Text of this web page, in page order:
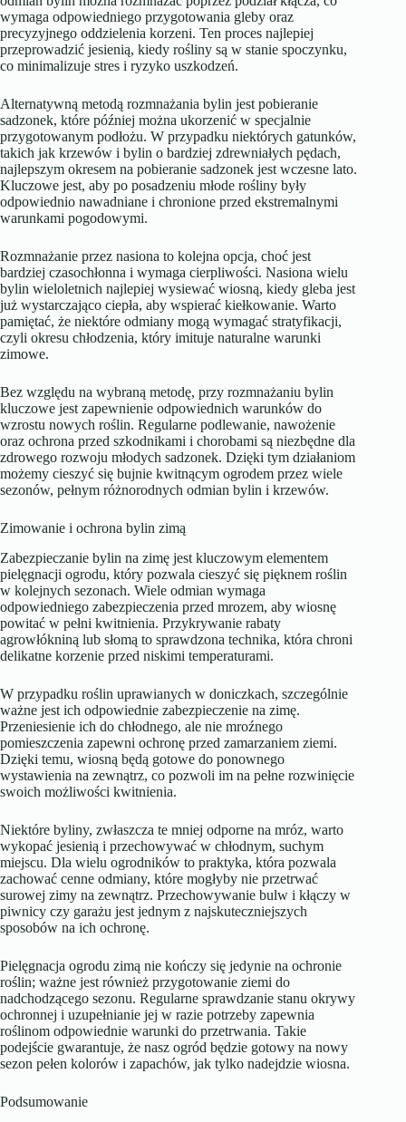
wymaga odpowiedniego przygotowania gleby oraz
precyzyjnego oddzielenia korzeni. Ten proces najlepiej
przeprowadzić jesienią, kiedy rośliny są w stanie spoczynku,
co minimalizuje stres i ryzyko uszkodzeń.
Alternatywną metodą rozmnażania bylin jest pobieranie
sadzonek, które później można ukorzenić w specjalnie
przygotowanym podłożu. W przypadku niektórych gatunków,
takich jak krzewów i bylin o bardziej zdrewniałych pędach,
najlepszym okresem na pobieranie sadzonek jest wczesne lato.
Kluczowe jest, aby po posadzeniu młode rośliny były
odpowiednio nawadniane i chronione przed ekstremalnymi
warunkami pogodowymi.
Rozmnażanie przez nasiona to kolejna opcja, choć jest
bardziej czasochłonna i wymaga cierpliwości. Nasiona wielu
bylin wieloletnich najlepiej wysiewać wiosną, kiedy gleba jest
już wystarczająco ciepła, aby wspierać kiełkowanie. Warto
pamiętać, że niektóre odmiany mogą wymagać stratyfikacji,
czyli okresu chłodzenia, który imituje naturalne warunki
zimowe.
Bez względu na wybraną metodę, przy rozmnażaniu bylin
kluczowe jest zapewnienie odpowiednich warunków do
wzrostu nowych roślin. Regularne podlewanie, nawożenie
oraz ochrona przed szkodnikami i chorobami są niezbędne dla
zdrowego rozwoju młodych sadzonek. Dzięki tym działaniom
możemy cieszyć się bujnie kwitnącym ogrodem przez wiele
sezonów, pełnym różnorodnych odmian bylin i krzewów.
Zimowanie i ochrona bylin zimą
Zabezpieczanie bylin na zimę jest kluczowym elementem
pielęgnacji ogrodu, który pozwala cieszyć się pięknem roślin
w kolejnych sezonach. Wiele odmian wymaga
odpowiedniego zabezpieczenia przed mrozem, aby wiosnę
powitać w pełni kwitnienia. Przykrywanie rabaty
agrowłókniną lub słomą to sprawdzona technika, która chroni
delikatne korzenie przed niskimi temperaturami.
W przypadku roślin uprawianych w doniczkach, szczególnie
ważne jest ich odpowiednie zabezpieczenie na zimę.
Przeniesienie ich do chłodnego, ale nie mroźnego
pomieszczenia zapewni ochronę przed zamarzaniem ziemi.
Dzięki temu, wiosną będą gotowe do ponownego
wystawienia na zewnątrz, co pozwoli im na pełne rozwinięcie
swoich możliwości kwitnienia.
Niektóre byliny, zwłaszcza te mniej odporne na mróz, warto
wykopać jesienią i przechowywać w chłodnym, suchym
miejscu. Dla wielu ogrodników to praktyka, która pozwala
zachować cenne odmiany, które mogłyby nie przetrwać
surowej zimy na zewnątrz. Przechowywanie bulw i kłączy w
piwnicy czy garażu jest jednym z najskuteczniejszych
sposobów na ich ochronę.
Pielęgnacja ogrodu zimą nie kończy się jedynie na ochronie
roślin; ważne jest również przygotowanie ziemi do
nadchodzącego sezonu. Regularne sprawdzanie stanu okrywy
ochronnej i uzupełnianie jej w razie potrzeby zapewnia
roślinom odpowiednie warunki do przetrwania. Takie
podejście gwarantuje, że nasz ogród będzie gotowy na nowy
sezon pełen kolorów i zapachów, jak tylko nadejdzie wiosna.
Podsumowanie